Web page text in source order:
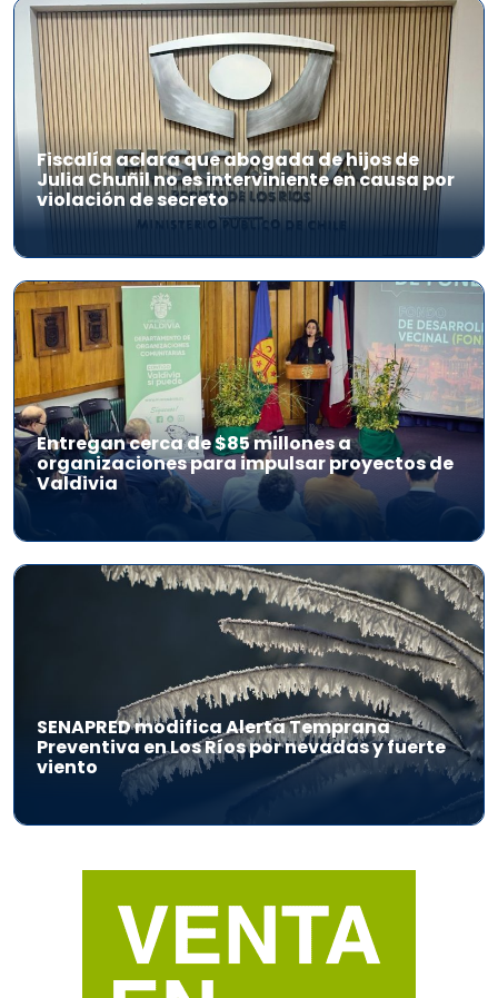
Fiscalía aclara que abogada de hijos de
Julia Chuñil no es interviniente en causa por
violación de secreto
Entregan cerca de $85 millones a
organizaciones para impulsar proyectos de
Valdivia
SENAPRED modifica Alerta Temprana
Preventiva en Los Ríos por nevadas y fuerte
viento